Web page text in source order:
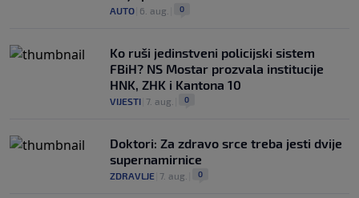
AUTO 6. aug. 0
Ko ruši jedinstveni policijski sistem
FBiH? NS Mostar prozvala institucije
HNK, ZHK i Kantona 10
VIJESTI 7. aug. 0
Doktori: Za zdravo srce treba jesti dvije
supernamirnice
ZDRAVLJE 7. aug. 0